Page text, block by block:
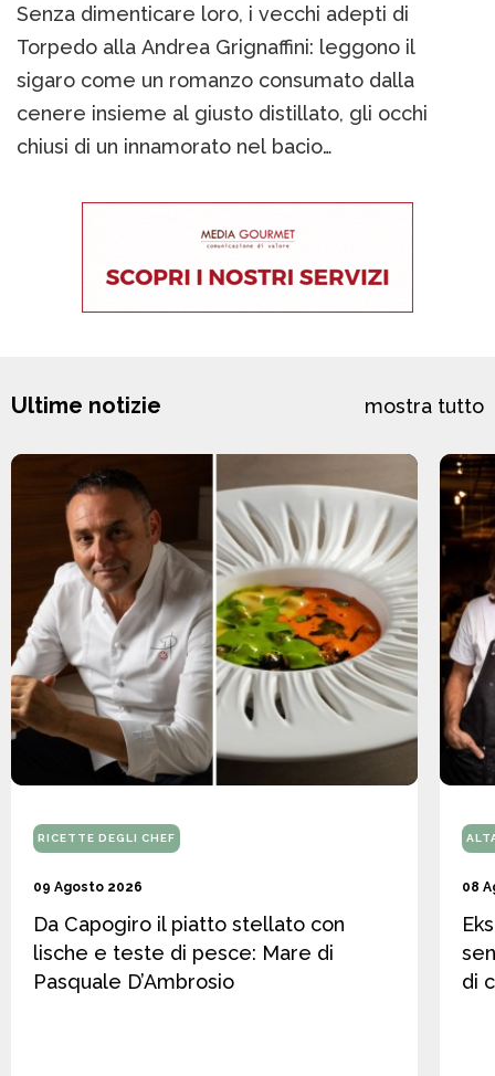
Senza dimenticare loro, i vecchi adepti di
Torpedo alla Andrea Grignaffini: leggono il
sigaro come un romanzo consumato dalla
cenere insieme al giusto distillato, gli occhi
chiusi di un innamorato nel bacio…
Ultime notizie mostra tutto
RICETTE DEGLI CHEF
09 Agosto 2026
Da Capogiro il piatto stellato con
lische e teste di pesce: Mare di
Pasquale D’Ambrosio
08
di